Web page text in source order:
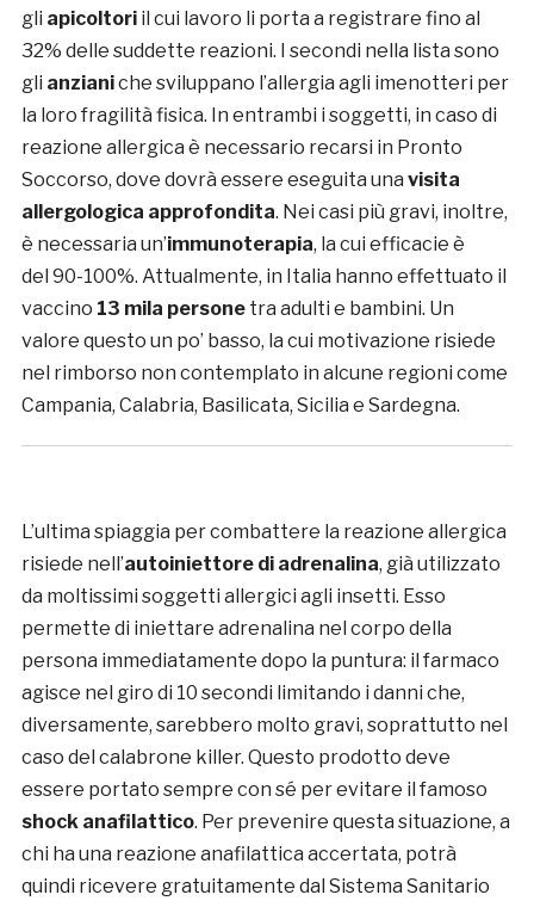
gli apicoltoriil cui lavoro li porta a registrare fino al
32% delle suddette reazioni. I secondi nella lista sono
gli anzianiche sviluppano l’allergia agli imenotteri per
la loro fragilità fisica. In entrambi i soggetti, in caso di
reazione allergica è necessario recarsi in Pronto
Soccorso, dove dovrà essere eseguita una visita
allergologica approfondita. Nei casi più gravi, inoltre,
è necessaria un’immunoterapia, la cui efficacie è
del 90-100%. Attualmente, in Italia hanno effettuato il
vaccino 13 mila personetra adulti e bambini. Un
valore questo un po’ basso, la cui motivazione risiede
nel rimborso non contemplato in alcune regioni come
Campania, Calabria, Basilicata, Sicilia e Sardegna.
L’ultima spiaggia per combattere la reazione allergica
risiede nell’autoiniettore di adrenalina, già utilizzato
da moltissimi soggetti allergici agli insetti. Esso
permette di iniettare adrenalina nel corpo della
persona immediatamente dopo la puntura: il farmaco
agisce nel giro di 10 secondi limitando i danni che,
diversamente, sarebbero molto gravi, soprattutto nel
caso del calabrone killer. Questo prodotto deve
essere portato sempre con sé per evitare il famoso
shock anafilattico. Per prevenire questa situazione, a
chi ha una reazione anafilattica accertata, potrà
quindi ricevere gratuitamente dal Sistema Sanitario